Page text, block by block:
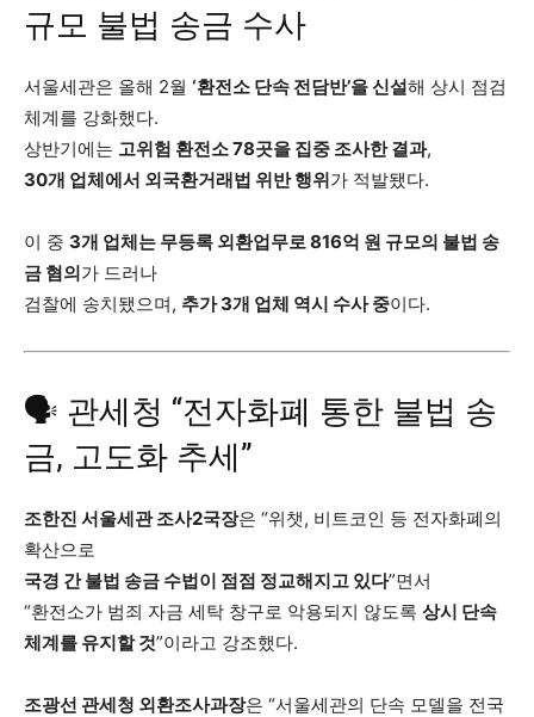
규모 불법 송금 수사
서울세관은 올해 2월 ‘환전소 단속 전담반’을 신설해 상시 점검
체계를 강화했다.
상반기에는 고위험 환전소 78곳을 집중 조사한 결과,
30개 업체에서 외국환거래법 위반 행위가 적발됐다.
이 중 3개 업체는 무등록 외환업무로 816억 원 규모의 불법 송
금 혐의가 드러나
검찰에 송치됐으며, 추가 3개 업체 역시 수사 중이다.
🗣️ 관세청 “전자화폐 통한 불법 송
금, 고도화 추세”
조한진 서울세관 조사2국장은 “위챗, 비트코인 등 전자화폐의
확산으로
국경 간 불법 송금 수법이 점점 정교해지고 있다”면서
“환전소가 범죄 자금 세탁 창구로 악용되지 않도록 상시 단속
체계를 유지할 것”이라고 강조했다.
조광선 관세청 외환조사과장은 “서울세관의 단속 모델을 전국